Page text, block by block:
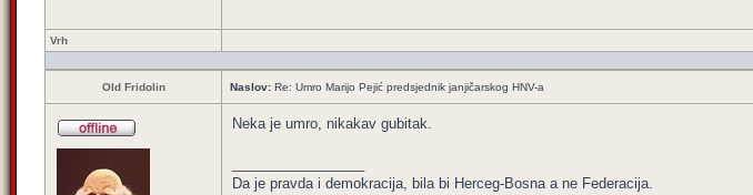
Vrh
Old Fridolin Naslov: Re: Umro Marijo Pejić predsjednik janjičarskog HNV-a
Neka je umro, nikakav gubitak.
Da je pravda i demokracija, bila bi Herceg-Bosna a ne Federacija.